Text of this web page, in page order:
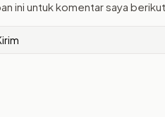
ini untuk komentar saya